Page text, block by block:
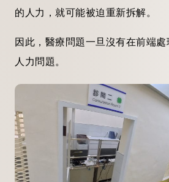
的人力，就可能被迫重新拆解。
因此，醫療問題一旦沒有在前端
人力問題。